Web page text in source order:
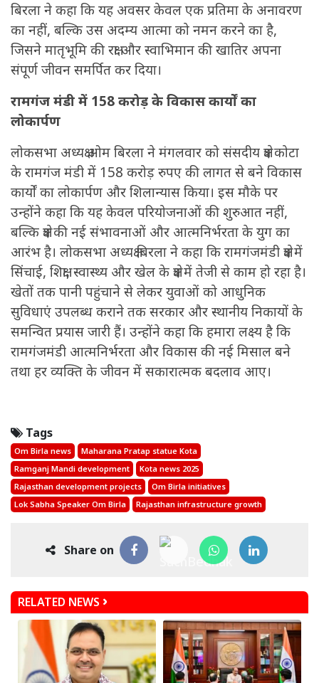
बिरला ने कहा कि यह अवसर केवल एक प्रतिमा के अनावरण
का नहीं, बल्कि उस अदम्य आत्मा को नमन करने का है,
जिसने मातृभूमि की रक्षा और स्वाभिमान की खातिर अपना
संपूर्ण जीवन समर्पित कर दिया।
रामगंज मंडी में 158 करोड़ के विकास कार्यों का
लोकार्पण
लोकसभा अध्यक्ष ओम बिरला ने मंगलवार को संसदीय क्षेत्र कोटा
के रामगंज मंडी में 158 करोड़ रुपए की लागत से बने विकास
कार्यों का लोकार्पण और शिलान्यास किया। इस मौके पर
उन्होंने कहा कि यह केवल परियोजनाओं की शुरुआत नहीं,
बल्कि क्षेत्र की नई संभावनाओं और आत्मनिर्भरता के युग का
आरंभ है। लोकसभा अध्यक्ष बिरला ने कहा कि रामगंजमंडी क्षेत्र में
सिंचाई, शिक्षा, स्वास्थ्य और खेल के क्षेत्र में तेजी से काम हो रहा है।
खेतों तक पानी पहुंचाने से लेकर युवाओं को आधुनिक
सुविधाएं उपलब्ध कराने तक सरकार और स्थानीय निकायों के
समन्वित प्रयास जारी हैं। उन्होंने कहा कि हमारा लक्ष्य है कि
रामगंजमंडी आत्मनिर्भरता और विकास की नई मिसाल बने
तथा हर व्यक्ति के जीवन में सकारात्मक बदलाव आए।
Tags
Om Birla news
Maharana Pratap statue Kota
Ramganj Mandi development
Kota news 2025
Rajasthan development projects
Om Birla initiatives
Lok Sabha Speaker Om Birla
Rajasthan infrastructure growth
Share on
RELATED NEWS